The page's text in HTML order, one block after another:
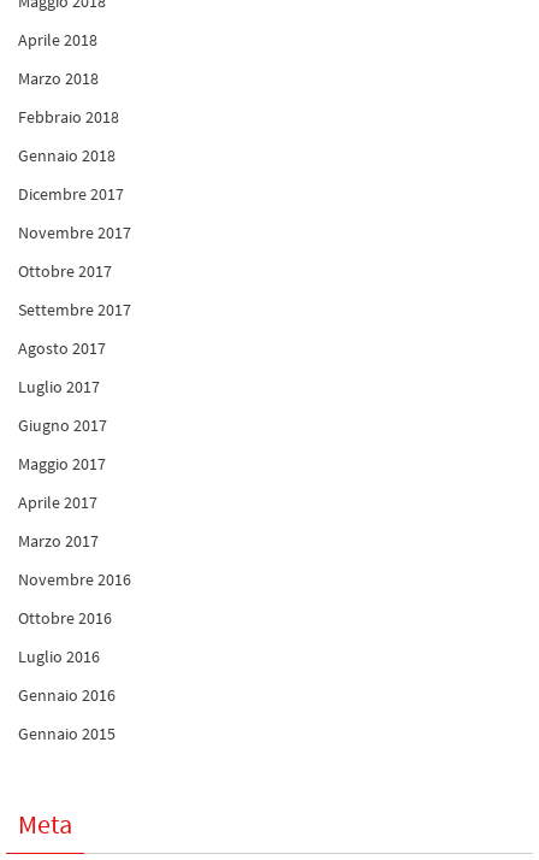
Aprile 2018
Marzo 2018
Febbraio 2018
Gennaio 2018
Dicembre 2017
Novembre 2017
Ottobre 2017
Settembre 2017
Agosto 2017
Luglio 2017
Giugno 2017
Maggio 2017
Aprile 2017
Marzo 2017
Novembre 2016
Ottobre 2016
Luglio 2016
Gennaio 2016
Gennaio 2015
Meta